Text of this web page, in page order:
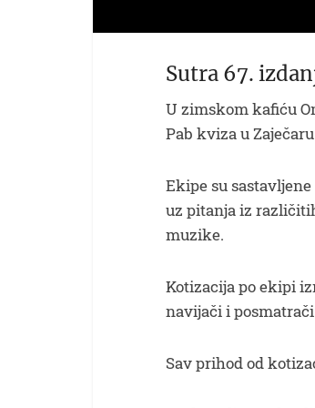
Sutra 67.
U zimskom kafiću
Pab kviza u
Ekipe su
uz pitanja iz
muzike.
Kotizacija po ekipi
navijači i
Sav prihod od